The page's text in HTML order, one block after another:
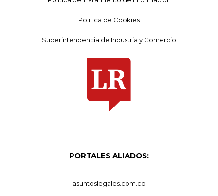
Política de Cookies
Superintendencia de Industria y Comercio
PORTALES ALIADOS:
asuntoslegales.com.co